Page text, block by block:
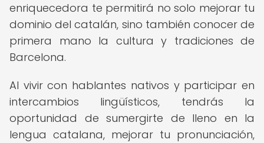
enriquecedora te permitirá no solo mejorar tu
dominio del catalán, sino también conocer de
primera mano la cultura y tradiciones de
Barcelona.
Al vivir con hablantes nativos y participar en
intercambios lingüísticos, tendrás la
oportunidad de sumergirte de lleno en la
lengua catalana, mejorar tu pronunciación,